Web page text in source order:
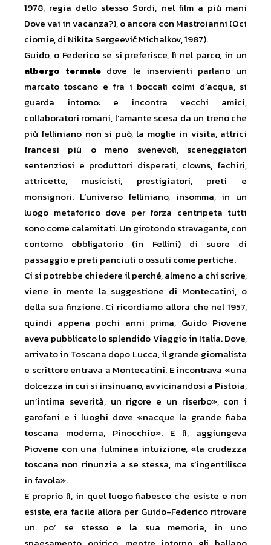
1978, regia dello stesso Sordi, nel film a più mani
Dove vai in vacanza?), o ancora con Mastroianni (Oci
ciornie, di Nikita Sergeevič Michalkov, 1987).
Guido, o Federico se si preferisce, lì nel parco, in un
albergo termale dove le inservienti parlano un
marcato toscano e fra i boccali colmi d’acqua, si
guarda intorno: e incontra vecchi amici,
collaboratori romani, l’amante scesa da un treno che
più felliniano non si può, la moglie in visita, attrici
francesi più o meno svenevoli, sceneggiatori
sentenziosi e produttori disperati, clowns, fachiri,
attricette, musicisti, prestigiatori, preti e
monsignori. L’universo felliniano, insomma, in un
luogo metaforico dove per forza centripeta tutti
sono come calamitati. Un girotondo stravagante, con
contorno obbligatorio (in Fellini) di suore di
passaggio e preti panciuti o ossuti come pertiche.
Ci si potrebbe chiedere il perché, almeno a chi scrive,
viene in mente la suggestione di Montecatini, o
della sua finzione. Ci ricordiamo allora che nel 1957,
quindi appena pochi anni prima, Guido Piovene
aveva pubblicato lo splendido Viaggio in Italia. Dove,
arrivato in Toscana dopo Lucca, il grande giornalista
e scrittore entrava a Montecatini. E incontrava «una
dolcezza in cui si insinuano, avvicinandosi a Pistoia,
un’intima severità, un rigore e un riserbo», con i
garofani e i luoghi dove «nacque la grande fiaba
toscana moderna, Pinocchio». E lì, aggiungeva
Piovene con una fulminea intuizione, «la crudezza
toscana non rinunzia a se stessa, ma s’ingentilisce
in favola».
E proprio lì, in quel luogo fiabesco che esiste e non
esiste, era facile allora per Guido-Federico ritrovare
un po’ se stesso e la sua memoria, in uno